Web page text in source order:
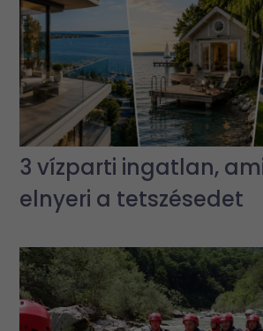
3 vízparti ingatlan,
elnyeri a tetszésedet